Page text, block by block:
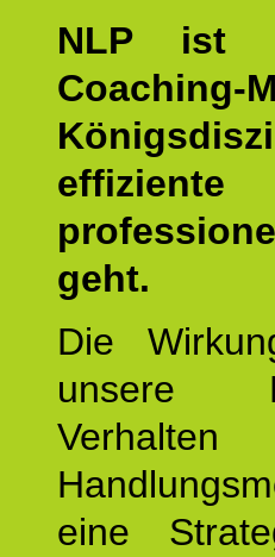
NLP ist
effiziente
geht.
Die
unsere
eine